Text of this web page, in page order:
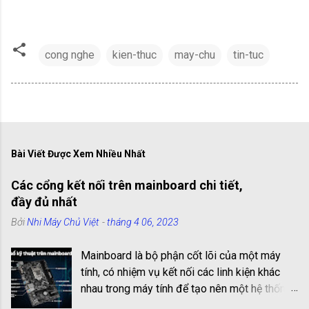
cong nghe kien-thuc may-chu tin-tuc
Bài Viết Được Xem Nhiều Nhất
Các cổng kết nối trên mainboard chi tiết,
đầy đủ nhất
BởiNhi Máy Chủ Việt -tháng 4 06, 2023
Mainboard là bộ phận cốt lõi của một máy
tính, có nhiệm vụ kết nối các linh kiện khác
nhau trong máy tính để tạo nên một hệ thống